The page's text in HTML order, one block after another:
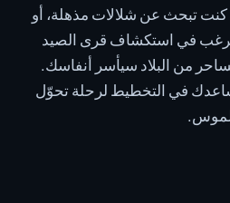
كنت تبحث عن شلالات مذهلة، أو
ترغب في استكشاف قرى الصيد
من البلاد سيأسر أنفاسك.
في التخطيط لرحلة تحوّل